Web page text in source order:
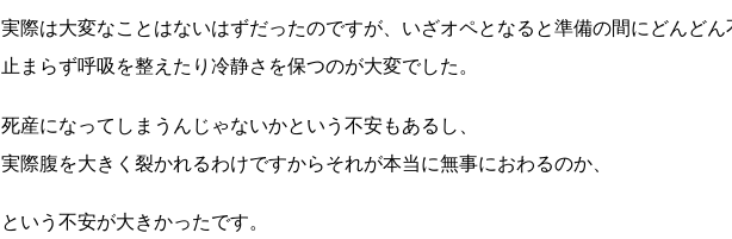
実際は大変なことはないはずだったのですが、いざオペとなると準備の間にどんど
止まらず呼吸を整えたり冷静さを保つのが大変でした。
死産になってしまうんじゃないかという不安もあるし、
実際腹を大きく裂かれるわけですからそれが本当に無事におわるのか、
という不安が大きかったです。